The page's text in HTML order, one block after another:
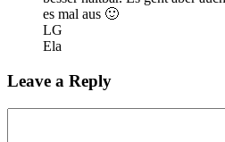
es mal aus 🙂
LG
Ela
Leave a Reply